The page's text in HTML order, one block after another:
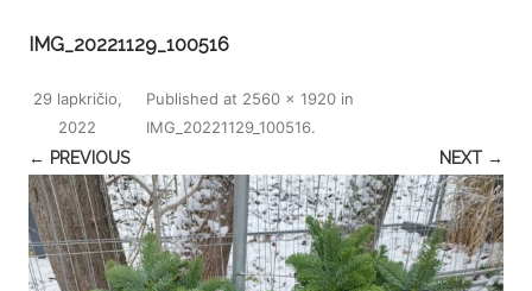
IMG_20221129_100516
Published
29 lapkričio,
2022
at 2560 × 1920 in
IMG_20221129_100516.
← PREVIOUS
NEXT →